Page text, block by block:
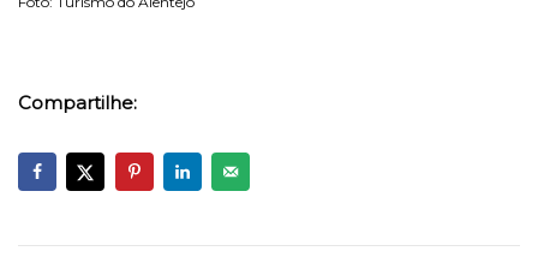
Compartilhe: